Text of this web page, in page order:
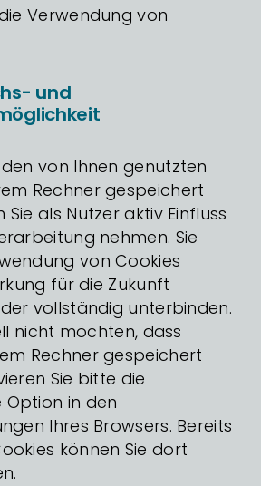
Verwendung von
und
von Ihnen genutzten
Rechner gespeichert
als Nutzer aktiv Einfluss
nehmen. Sie
von Cookies
für die Zukunft
vollständig unterbinden.
nicht möchten, dass
Rechner gespeichert
Sie bitte die
in den
Ihres Browsers. Bereits
können Sie dort